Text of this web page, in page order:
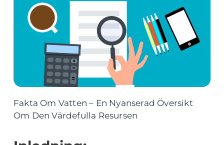
Fakta Om Vatten – En Nyanserad Översikt
Om Den Värdefulla Resursen